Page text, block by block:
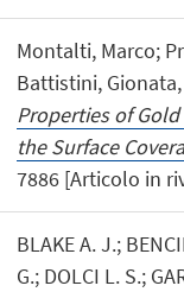
Montalti, Marco;
Battistini, Gionata,
Properties of
the Surface
7886 [Articolo in
BLAKE A. J.;
G.; DOLCI L. S.;